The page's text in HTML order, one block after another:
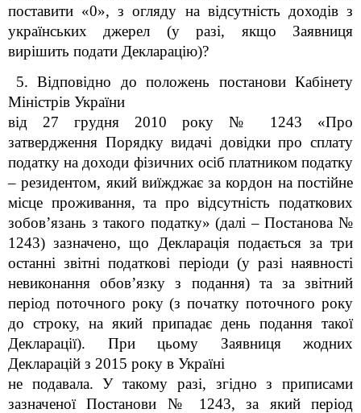
поставити «0», з огляду на відсутність доходів з
українських джерел (у разі, якщо Заявниця
вирішить подати Декларацію)?
5. Відповідно до положень постанови Кабінету
Міністрів України
від 27 грудня 2010 року № 1243 «Про
затвердження Порядку видачі довідки про сплату
податку на доходи фізичних осіб платником податку
– резидентом, який виїжджає за кордон на постійне
місце проживання, та про відсутність податкових
зобов’язань з такого податку» (далі – Постанова №
1243) зазначено, що Декларація подається за три
останні звітні податкові періоди (у разі наявності
невиконання обов’язку з подання) та за звітний
період поточного року (з початку поточного року
до строку, на який припадає день подання такої
Декларації). При цьому Заявниця жодних
Декларацій з 2015 року в Україні
не подавала. У такому разі, згідно з приписами
зазначеної Постанови № 1243, за який період